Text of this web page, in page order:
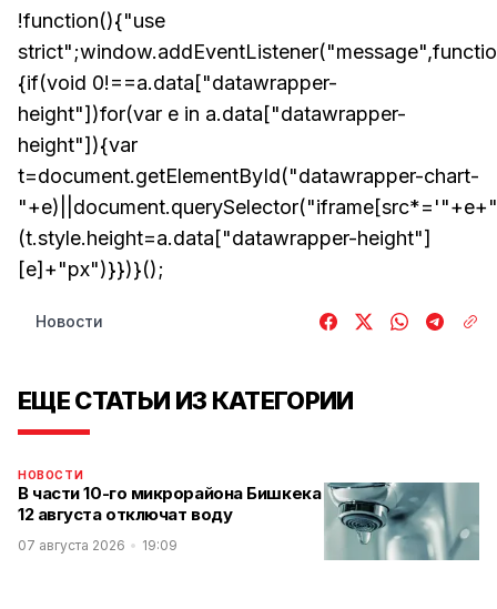
!function(){"use
{if(void 0!==a.data["datawrapper-
height"])for(var e in a.data["datawrapper-
height"]){var
t=document.getElementById("datawrapper-chart-
(t.style.height=a.data["datawrapper-height"]
[e]+"px")}})}();
Новости
ЕЩЕ СТАТЬИ ИЗ КАТЕГОРИИ
НОВОСТИ
В части 10-го микрорайона Бишкека
12 августа отключат воду
07 августа 2026 19:09